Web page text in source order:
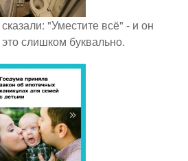
"Уместите всё" - и он
слишком буквально.